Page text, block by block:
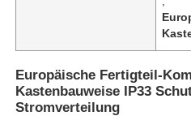
Europäische Fertigteil-
Kastenbauweise IP33
Stromverteilung